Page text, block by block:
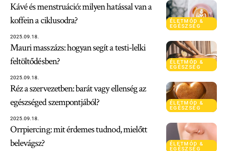
ÉLETMÓD &
EGÉSZSÉG
Kávé és menstruáció: milyen hatással van a
koffein a ciklusodra?
2025.09.18.
ÉLETMÓD &
EGÉSZSÉG
Mauri masszázs: hogyan segít a testi-lelki
feltöltődésben?
2025.09.18.
ÉLETMÓD &
EGÉSZSÉG
Réz a szervezetben: barát vagy ellenség az
egészséged szempontjából?
2025.09.18.
ÉLETMÓD &
EGÉSZSÉG
Orrpiercing: mit érdemes tudnod, mielőtt
belevágsz?